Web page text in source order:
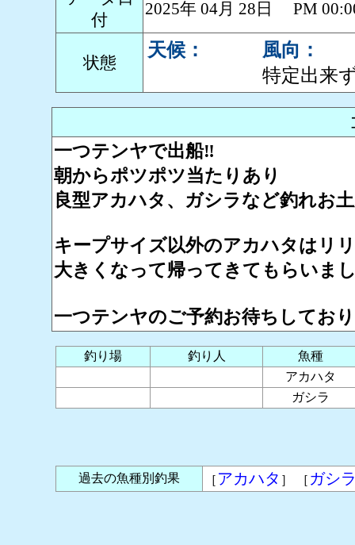
付
2025年 04月 28日 PM
状態
天候：
風向：
特定出来
一つテンヤで出船‼️
朝からポツポツ当たりあり
良型アカハタ、ガシラなど釣れお
キープサイズ以外のアカハタはリ
大きくなって帰ってきてもらいま
一つテンヤのご予約お待ちしており
釣り場 釣り人
魚種
アカハタ
ガシラ
過去の魚種別釣果 ［ アカハタ ］ ［ ガシ